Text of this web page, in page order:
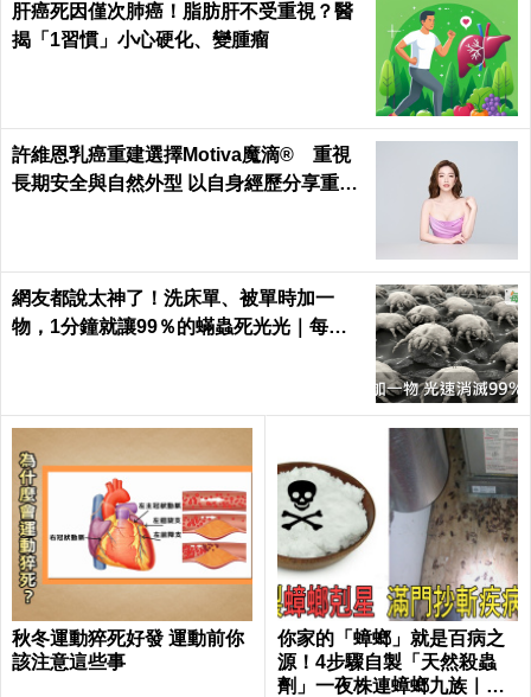
肝癌死因僅次肺癌！脂肪肝不受重視？醫
揭「1習慣」小心硬化、變腫瘤
許維恩乳癌重建選擇Motiva魔滴® 重視
長期安全與自然外型 以自身經歷分享重建
網友都說太神了！洗床單、被單時加一
物，1分鐘就讓99％的蟎蟲死光光｜每日
秋冬運動猝死好發 運動前你
該注意這些事
你家的「蟑螂」就是百病之
源！4步驟自製「天然殺蟲
劑」一夜株連蟑螂九族｜每